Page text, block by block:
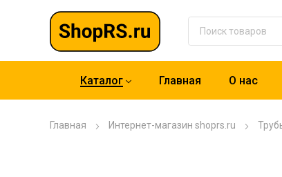
Каталог Главная О нас
Главная Интернет-магазин shoprs.ru